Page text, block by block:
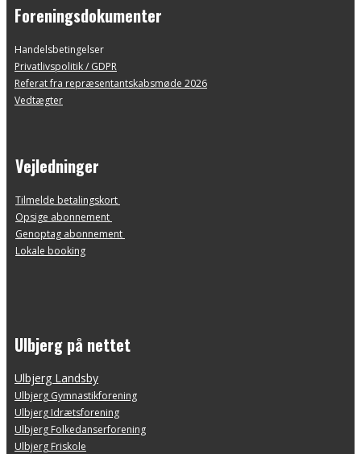
Foreningsdokumenter
Handelsbetingelser
Privatlivspolitik / GDPR
Referat fra repræsentantskabsmøde 2026
Vedtægter
Vejledninger
Tilmelde betalingskort
Opsige abonnement
Genoptag abonnement
Lokale booking
Ulbjerg på nettet
Ulbjerg Landsby
Ulbjerg Gymnastikforening
Ulbjerg Idrætsforening
Ulbjerg Folkedanserforening
Ulbjerg Friskole